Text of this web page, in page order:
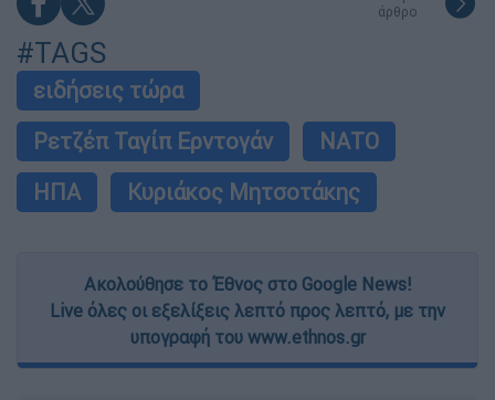
άρθρο
#TAGS
ειδήσεις τώρα
Ρετζέπ Ταγίπ Ερντογάν
ΝΑΤΟ
ΗΠΑ
Κυριάκος Μητσοτάκης
Ακολούθησε το Έθνος στο Google News!
Live όλες οι εξελίξεις λεπτό προς λεπτό, με την
υπογραφή του www.ethnos.gr